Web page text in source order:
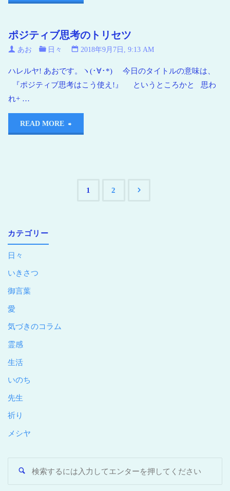
ポジティブ思考のトリセツ
あお 日々 2018年9月7日, 9:13 AM
ハレルヤ! あおです。ヽ(･∀･*) 今日のタイトルの意味は、
『ポジティブ思考はこう使え!』 というところかと 思わ
れ+ …
READ MORE
1 2
カテゴリー
日々
いきさつ
御言葉
愛
気づきのコラム
霊感
生活
いのち
先生
祈り
メシヤ